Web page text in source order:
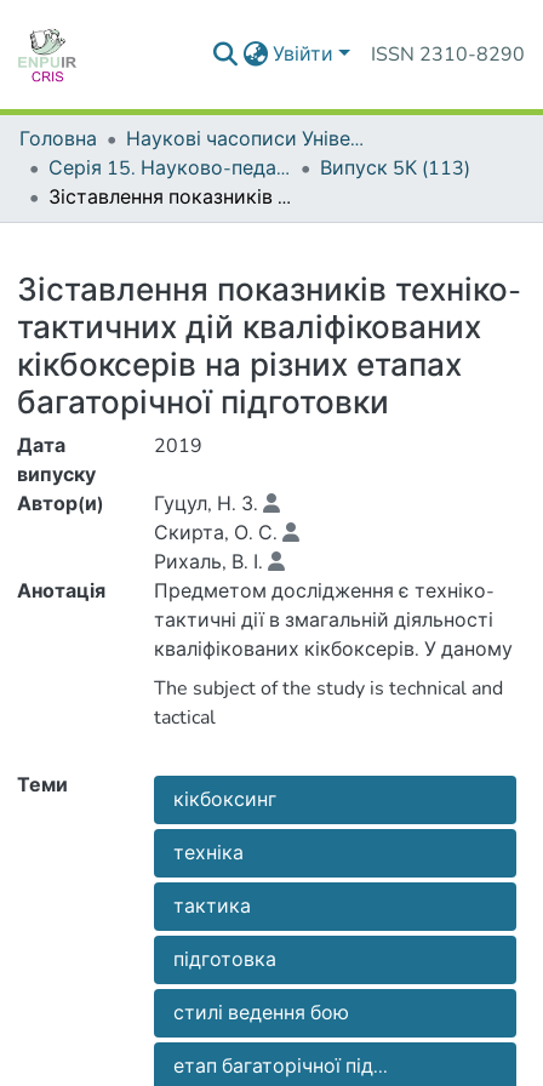
Увійти ISSN 2310-8290
Головна
Наукові часописи Університету
Серія 15. Науково-педагогічні проблеми фізичної культури (фізична культура і спорт)
Випуск 5К (113)
Зіставлення показників техніко-тактичних дій кваліфікованих кікбоксерів на різних етапах багаторічної підготовки
Зіставлення показників техніко-
тактичних дій кваліфікованих
кікбоксерів на різних етапах
багаторічної підготовки
Дата
випуску
2019
Автор(и)
Гуцул, Н. З.
Скирта, О. С.
Рихаль, В. І.
Анотація
Предметом дослідження є техніко-
тактичні дії в змагальній діяльності
кваліфікованих кікбоксерів. У даному
дослідженні вивчались техніко-
що дає
можливість характеризувати їх
техніко-тактичний арсенал.
Систематизовано дані літератури
відносно техніко-
тактичної підготовки кваліфікованих
кікбоксерів на різних етапах
багаторічної підготовки. Виділено
The subject of the study is technical and
tactical
actions in competitive activities skilled
kickboxers. Systematized literature data
regarding individual technical and tactical
training of
skilled kickboxers. The main provisions of
individualization technical and tactical
training of skilled kickboxers different
fighting. Systematized literature data
Теми
кікбоксинг
техніка
тактика
підготовка
стилі ведення бою
етап багаторічної під...